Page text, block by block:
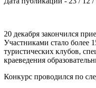
20 декабря закончился
Участниками стало более
туристических клубов,
краеведения
Конкурс проводился по